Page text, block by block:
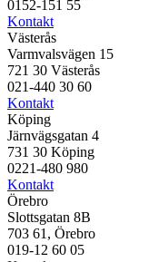
0152-151 55
Kontakt
Västerås
Varmvalsvägen 15
721 30 Västerås
021-440 30 60
Kontakt
Köping
Järnvägsgatan 4
731 30 Köping
0221-480 980
Kontakt
Örebro
Slottsgatan 8B
703 61, Örebro
019-12 60 05